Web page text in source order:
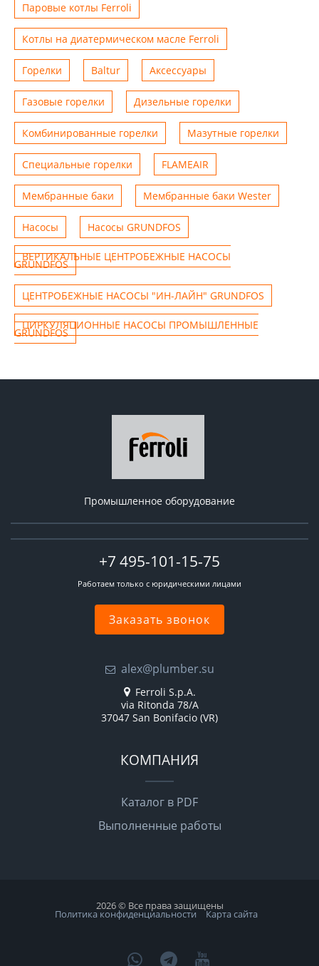
Паровые котлы Ferroli
Котлы на диатермическом масле Ferroli
Горелки Baltur Аксессуары
Газовые горелки Дизельные горелки
Комбинированные горелки Мазутные горелки
Специальные горелки FLAMEAIR
Мембранные баки Мембранные баки Wester
Насосы Насосы GRUNDFOS
ВЕРТИКАЛЬНЫЕ ЦЕНТРОБЕЖНЫЕ НАСОСЫ
GRUNDFOS
ЦЕНТРОБЕЖНЫЕ НАСОСЫ "ИН-ЛАЙН" GRUNDFOS
ЦИРКУЛЯЦИОННЫЕ НАСОСЫ ПРОМЫШЛЕННЫЕ
GRUNDFOS
Промышленное оборудование
+7 495-101-15-75
Работаем только с юридическими лицами
Заказать звонок
alex@plumber.su
Ferroli S.p.A.
via Ritonda 78/A
37047 San Bonifacio (VR)
КОМПАНИЯ
Каталог в PDF
Выполненные работы
2026 © Все права защищены
Политика конфиденциальности Карта сайта